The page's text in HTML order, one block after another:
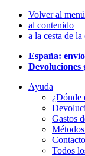
Volver al
al contenido
a la cesta de la
España:
Devoluciones
Ayuda
¿Dónde
Gastos
Contacto
Todos